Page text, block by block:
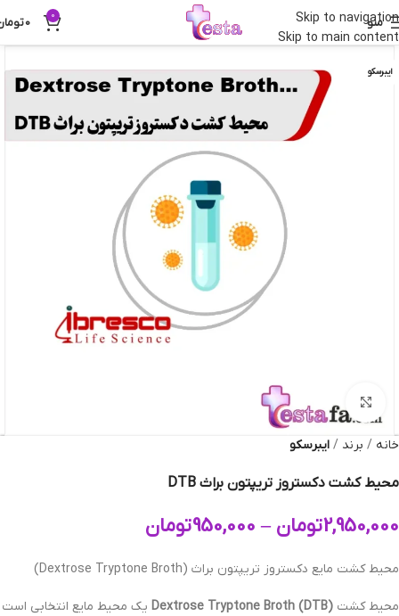
Skip to navigation
Skip to main content
منو 0
0
ایبرسکو
بزرگنمایی تصویر
خانه برند ایبرسکو
محیط کشت دکستروز تریپتون براث DTB
2,950,000تومان –
950,000تومان
محیط کشت مایع دکستروز تریپتون براث (Dextrose Tryptone Broth)
محیط کشت Dextrose Tryptone Broth (DTB) یک محیط مایع انتخابی است